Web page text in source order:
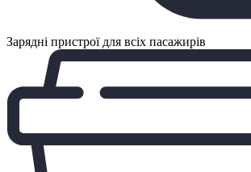
Зарядні пристрої для всіх пасажирів